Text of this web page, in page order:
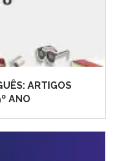
ARTIGOS
ANO